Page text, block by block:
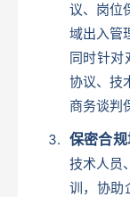
议、岗位
域出入管
同时针对
协议、技
商务谈判
保密合
技术人员
训，协助